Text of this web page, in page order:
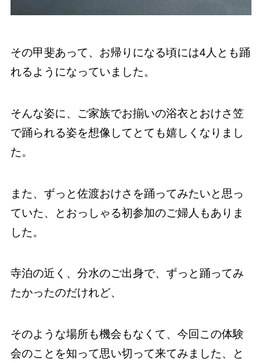
その甲斐あって、お帰りになる頃には4人とも踊
れるようになっていました。
そんな姿に、ご家族でお揃いの浴衣とおけさ笠
で踊られる姿を想像してとても嬉しくなりまし
た。
また、ずっと佐渡おけさを踊ってみたいと思っ
ていた、とおっしゃる初参加のご婦人もありま
した。
寺泊の近く、分水のご出身で、ずっと踊ってみ
たかったのだけれど、
そのような場所も機会もなくて、今回この体験
会のことを知って思い切って来てみました、と